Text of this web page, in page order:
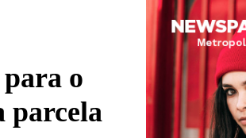
o
parcela